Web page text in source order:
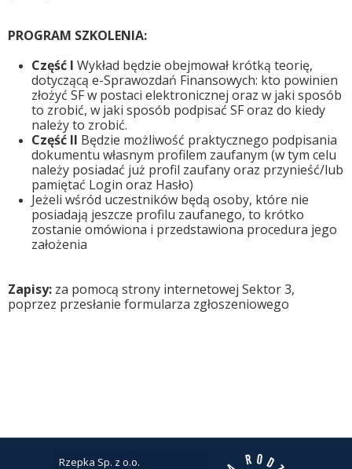
PROGRAM SZKOLENIA:
Część I Wykład będzie obejmował krótką teorię,
dotyczącą e-Sprawozdań Finansowych: kto powinien
złożyć SF w postaci elektronicznej oraz w jaki sposób
to zrobić, w jaki sposób podpisać SF oraz do kiedy
należy to zrobić.
Część II Będzie możliwość praktycznego podpisania
dokumentu własnym profilem zaufanym (w tym celu
należy posiadać już profil zaufany oraz przynieść/lub
pamiętać Login oraz Hasło)
Jeżeli wśród uczestników będą osoby, które nie
posiadają jeszcze profilu zaufanego, to krótko
zostanie omówiona i przedstawiona procedura jego
założenia
Zapisy: za pomocą strony internetowej Sektor 3,
poprzez przesłanie formularza zgłoszeniowego
Rzepka Sp. z o.o.